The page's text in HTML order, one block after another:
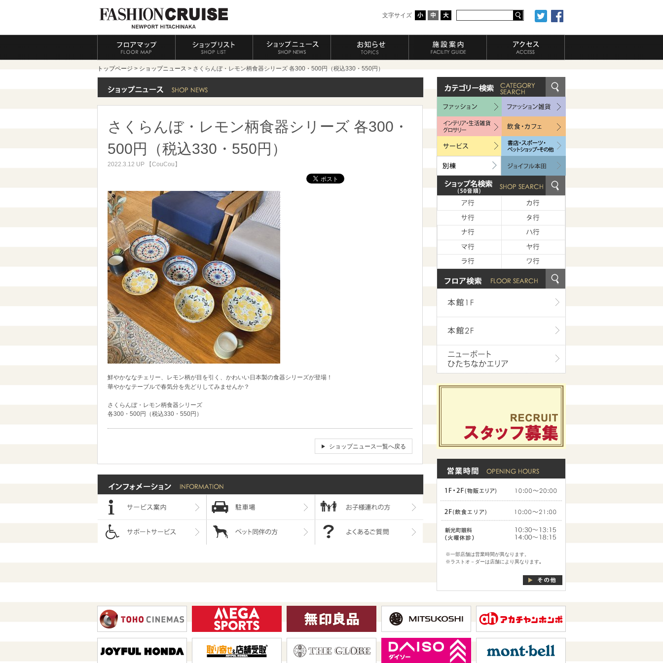
文字サイズ
トップページ > ショップニュース > さくらんぼ・レモン柄食器シリーズ 各300・500円（税込330・550円）
さくらんぼ・レモン柄食器シリーズ 各300・
500円（税込330・550円）
2022.3.12 UP 【CouCou】
鮮やかななチェリー、レモン柄が目を引く、かわいい日本製の食器シリーズが登場！
華やかなテーブルで春気分を先どりしてみませんか？
さくらんぼ・レモン柄食器シリーズ
各300・500円（税込330・550円）
ショップニュース一覧へ戻る
※一部店舗は営業時間が異なります。
※ラストオ－ダーは店舗により異なります｡